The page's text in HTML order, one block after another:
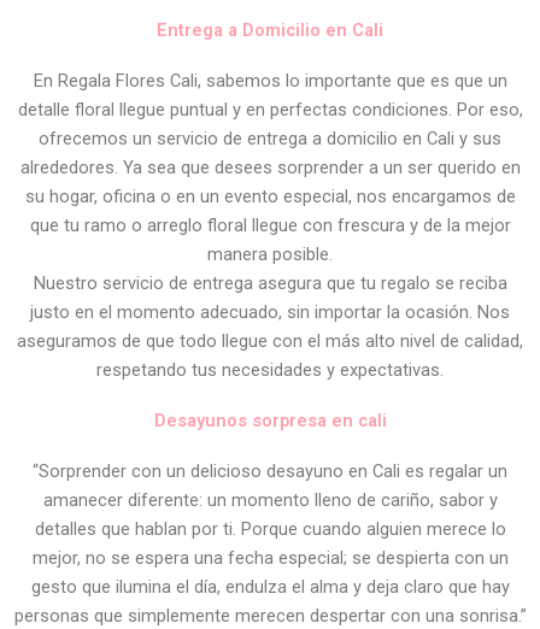
Entrega a Domicilio en Cali
En Regala Flores Cali, sabemos lo importante que es que un
detalle floral llegue puntual y en perfectas condiciones. Por eso,
ofrecemos un servicio de entrega a domicilio en Cali y sus
alrededores. Ya sea que desees sorprender a un ser querido en
su hogar, oficina o en un evento especial, nos encargamos de
que tu ramo o arreglo floral llegue con frescura y de la mejor
manera posible.
Nuestro servicio de entrega asegura que tu regalo se reciba
justo en el momento adecuado, sin importar la ocasión. Nos
aseguramos de que todo llegue con el más alto nivel de calidad,
respetando tus necesidades y expectativas.
Desayunos sorpresa en cali
“Sorprender con un delicioso desayuno en Cali es regalar un
amanecer diferente: un momento lleno de cariño, sabor y
detalles que hablan por ti. Porque cuando alguien merece lo
mejor, no se espera una fecha especial; se despierta con un
gesto que ilumina el día, endulza el alma y deja claro que hay
personas que simplemente merecen despertar con una sonrisa.”